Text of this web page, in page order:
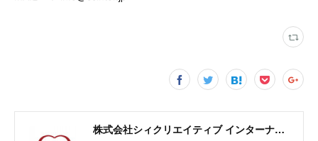
株式会社シィクリエイティブ インターナショナル/無農薬クラフトラム酒LAODI、バオバブ由来のスキンケア化粧品emiiiの開発・輸入・販売、商品企画及びデザイン、販売促進、広告運用、EC支援